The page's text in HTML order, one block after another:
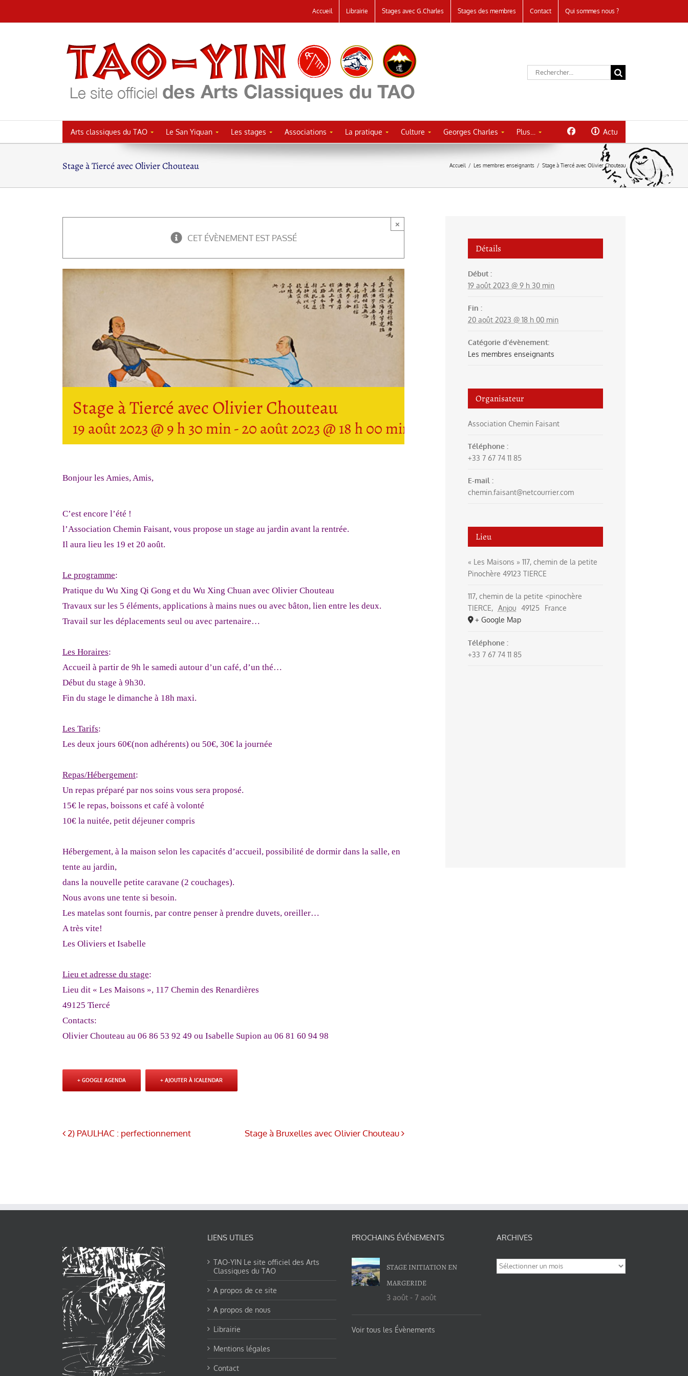
au
Accueil Librairie Stages avec G.Charles Stages des membres Contact Qui sommes nous ?
Rechercher:
Arts classiques du TAO Le San Yiquan Les stages Associations La pratique Culture Georges Charles Plus… Actu
Stage à Tiercé avec Olivier Chouteau Accueil / Les membres enseignants / Stage à Tiercé avec Olivier Chouteau
CET ÉVÈNEMENT EST PASSÉ
×
Stage à Tiercé avec Olivier Chouteau
19 août 2023 @ 9 h 30 min-20 août 2023 @ 18 h 00 min
Bonjour les Amies, Amis,
C’est encore l’été !
l’Association Chemin Faisant, vous propose un stage au jardin avant la rentrée.
Il aura lieu les 19 et 20 août.
Le programme:
Pratique du Wu Xing Qi Gong et du Wu Xing Chuan avec Olivier Chouteau
Travaux sur les 5 éléments, applications à mains nues ou avec bâton, lien entre les deux.
Travail sur les déplacements seul ou avec partenaire…
Les Horaires:
Accueil à partir de 9h le samedi autour d’un café, d’un thé…
Début du stage à 9h30.
Fin du stage le dimanche à 18h maxi.
Les Tarifs:
Les deux jours 60€(non adhérents) ou 50€, 30€ la journée
Repas/Hébergement:
Un repas préparé par nos soins vous sera proposé.
15€ le repas, boissons et café à volonté
10€ la nuitée, petit déjeuner compris
Hébergement, à la maison selon les capacités d’accueil, possibilité de dormir dans la salle, en
tente au jardin,
dans la nouvelle petite caravane (2 couchages).
Nous avons une tente si besoin.
Les matelas sont fournis, par contre penser à prendre duvets, oreiller…
A très vite!
Les Oliviers et Isabelle
Lieu et adresse du stage:
Lieu dit « Les Maisons », 117 Chemin des Renardières
49125 Tiercé
Contacts:
Olivier Chouteau au 06 86 53 92 49 ou Isabelle Supion au 06 81 60 94 98
+ GOOGLE AGENDA + AJOUTER À ICALENDAR
2) PAULHAC : perfectionnement Stage à Bruxelles avec Olivier Chouteau
Détails
Début :
19 août 2023 @ 9 h 30 min
Fin :
20 août 2023 @ 18 h 00 min
Catégorie d’évènement:
Les membres enseignants
Organisateur
Association Chemin Faisant
Téléphone :
+33 7 67 74 11 85
E-mail :
chemin.faisant@netcourrier.com
Lieu
« Les Maisons » 117, chemin de la petite
Pinochère 49123 TIERCE
117, chemin de la petite <pinochère
TIERCE, Anjou 49125
France
+ Google Map
Téléphone :
+33 7 67 74 11 85
LIENS UTILES
TAO-YIN Le site officiel des Arts
Classiques du TAO
A propos de ce site
A propos de nous
Librairie
Mentions légales
Contact
PROCHAINS ÉVÉNEMENTS
STAGE INITIATION EN
MARGERIDE
3 août - 7 août
Voir tous les Évènements
ARCHIVES
Archives